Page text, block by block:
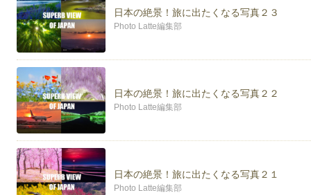
日本の絶景！旅に出たくなる写真２３
Photo Latte編集部
日本の絶景！旅に出たくなる写真２２
Photo Latte編集部
日本の絶景！旅に出たくなる写真２１
Photo Latte編集部